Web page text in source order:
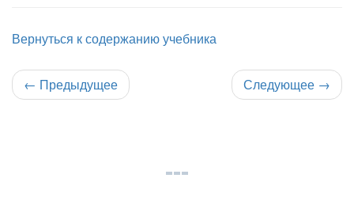
Вернуться к содержанию учебника
← Предыдущее Следующее →